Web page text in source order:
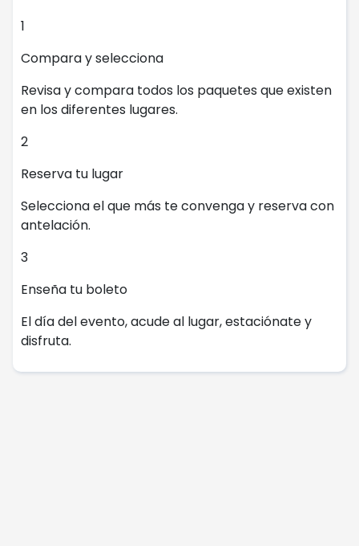
1
Compara y selecciona
Revisa y compara todos los paquetes que existen
en los diferentes lugares.
2
Reserva tu lugar
Selecciona el que más te convenga y reserva con
antelación.
3
Enseña tu boleto
El día del evento, acude al lugar, estaciónate y
disfruta.